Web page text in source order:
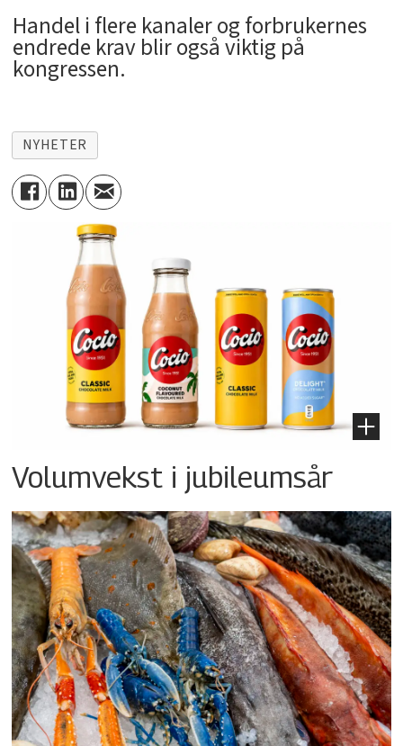
Handel i flere kanaler og forbrukernes
endrede krav blir også viktig på
kongressen.
NYHETER
Volumvekst i jubileumsår